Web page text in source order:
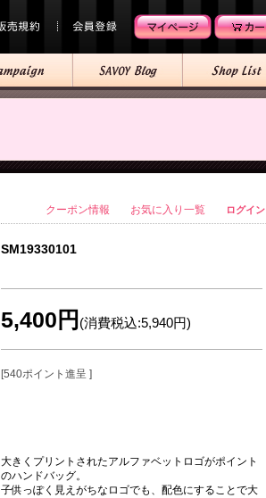
クーポン情報 お気に入り一覧 ログイン
SM19330101
大きくプリントされたアルファベットロゴがポイント
のハンドバッグ。
子供っぽく見えがちなロゴでも、配色にすることで大
5,400円 (消費税込:5,940円)
[540ポイント進呈 ]